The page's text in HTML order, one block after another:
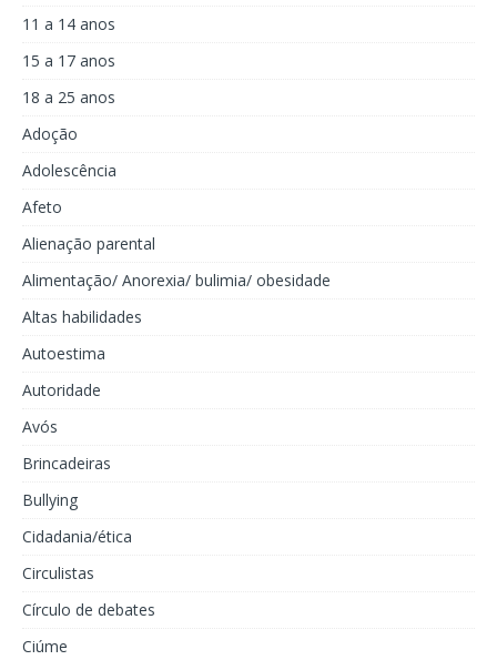
11 a 14 anos
15 a 17 anos
18 a 25 anos
Adoção
Adolescência
Afeto
Alienação parental
Alimentação/ Anorexia/ bulimia/ obesidade
Altas habilidades
Autoestima
Autoridade
Avós
Brincadeiras
Bullying
Cidadania/ética
Circulistas
Círculo de debates
Ciúme